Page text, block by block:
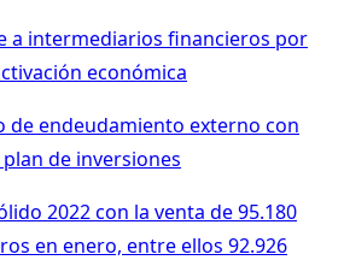
a intermediarios financieros por
económica
de endeudamiento externo con
de inversiones
2022 con la venta de 95.180
en enero, entre ellos 92.926